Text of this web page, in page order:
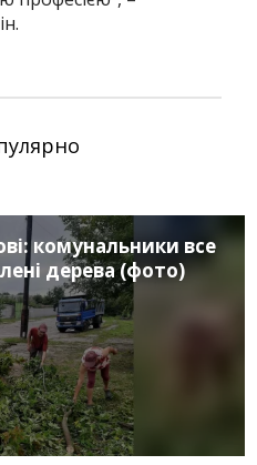
комунальники все
дерева (фото)